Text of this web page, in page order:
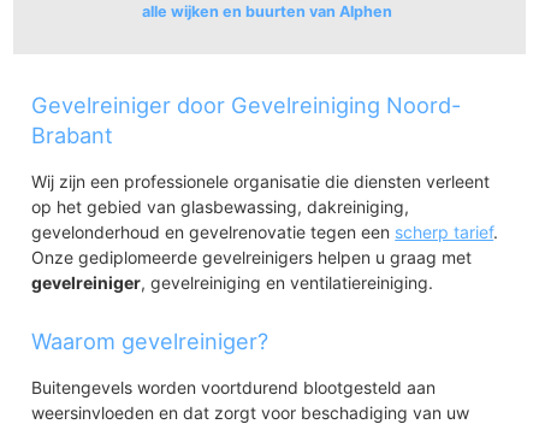
alle wijken en buurten van Alphen
Alphen
Villawijk 't Zand
Gevelreiniger door Gevelreiniging Noord-
Brabant
Wij zijn een professionele organisatie die diensten verleent
op het gebied van glasbewassing, dakreiniging,
gevelonderhoud en gevelrenovatie tegen een scherp tarief.
Onze gediplomeerde gevelreinigers helpen u graag met
gevelreiniger, gevelreiniging en ventilatiereiniging.
Waarom gevelreiniger?
Buitengevels worden voortdurend blootgesteld aan
weersinvloeden en dat zorgt voor beschadiging van uw